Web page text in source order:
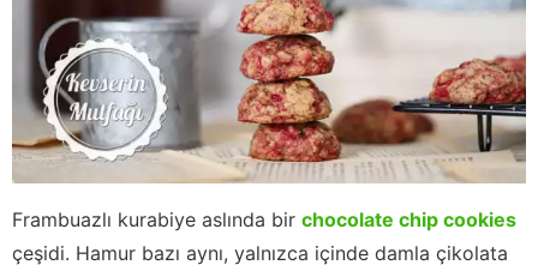
Frambuazlı kurabiye aslında bir chocolate chip cookies
çeşidi. Hamur bazı aynı, yalnızca içinde damla çikolata